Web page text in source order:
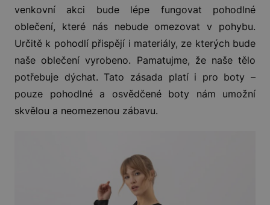
venkovní akci bude lépe fungovat pohodlné
oblečení, které nás nebude omezovat v pohybu.
Určitě k pohodlí přispějí i materiály, ze kterých bude
naše oblečení vyrobeno. Pamatujme, že naše tělo
potřebuje dýchat. Tato zásada platí i pro boty –
pouze pohodlné a osvědčené boty nám umožní
skvělou a neomezenou zábavu.